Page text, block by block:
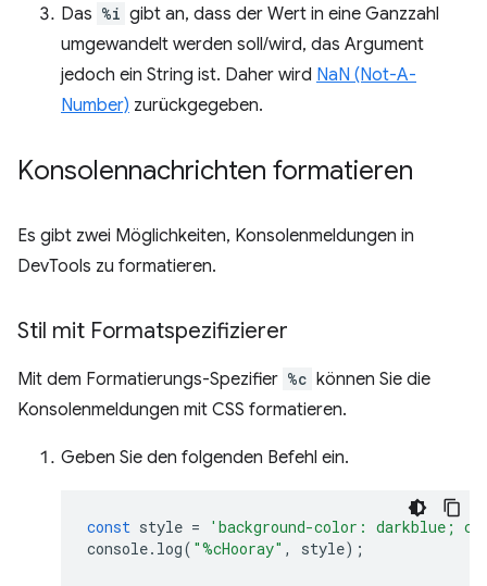
Das %i gibt an, dass der Wert in eine Ganzzahl
umgewandelt werden soll/wird, das Argument
jedoch ein String ist. Daher wird NaN (Not-A-
Number) zurückgegeben.
Konsolennachrichten formatieren
Es gibt zwei Möglichkeiten, Konsolenmeldungen in
DevTools zu formatieren.
Stil mit Formatspezifizierer
Mit dem Formatierungs-Spezifier %c können Sie die
Konsolenmeldungen mit CSS formatieren.
Geben Sie den folgenden Befehl ein.
const style =
'background-color:
console. log( "%cHooray" , style);